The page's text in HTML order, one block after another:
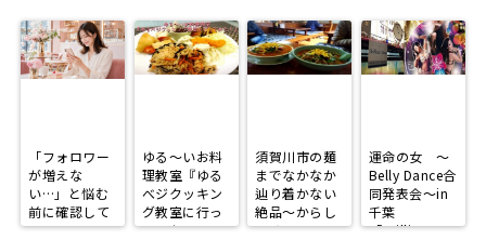
「フォロワー
が増えな
い…」と悩む
前に確認して
ほしい、
ゆる～いお料
理教室『ゆる
べジクッキン
グ教室に行っ
てみた！』
須賀川市の麺
までなかなか
辿り着かない
絶品～からし
みそラーメン
運命の女 ～
Belly Dance合
同発表会～in
千葉
「Brilliantmo